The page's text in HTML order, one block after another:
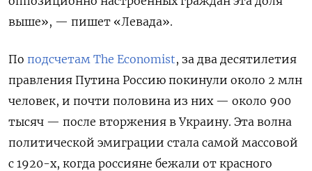
выше», — пишет «Левада».
По подсчетам The Economist, за два десятилетия
правления Путина Россию покинули около 2 млн
человек, и почти половина из них — около 900
тысяч — после вторжения в Украину. Эта волна
политической эмиграции стала самой массовой
с 1920-х, когда россияне бежали от красного